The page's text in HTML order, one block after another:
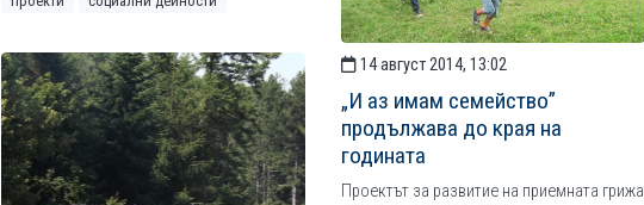
14 август 2014, 13:02
„И аз имам семейство”
продължава до края на
годината
Проектът за развитие на приемната грижа